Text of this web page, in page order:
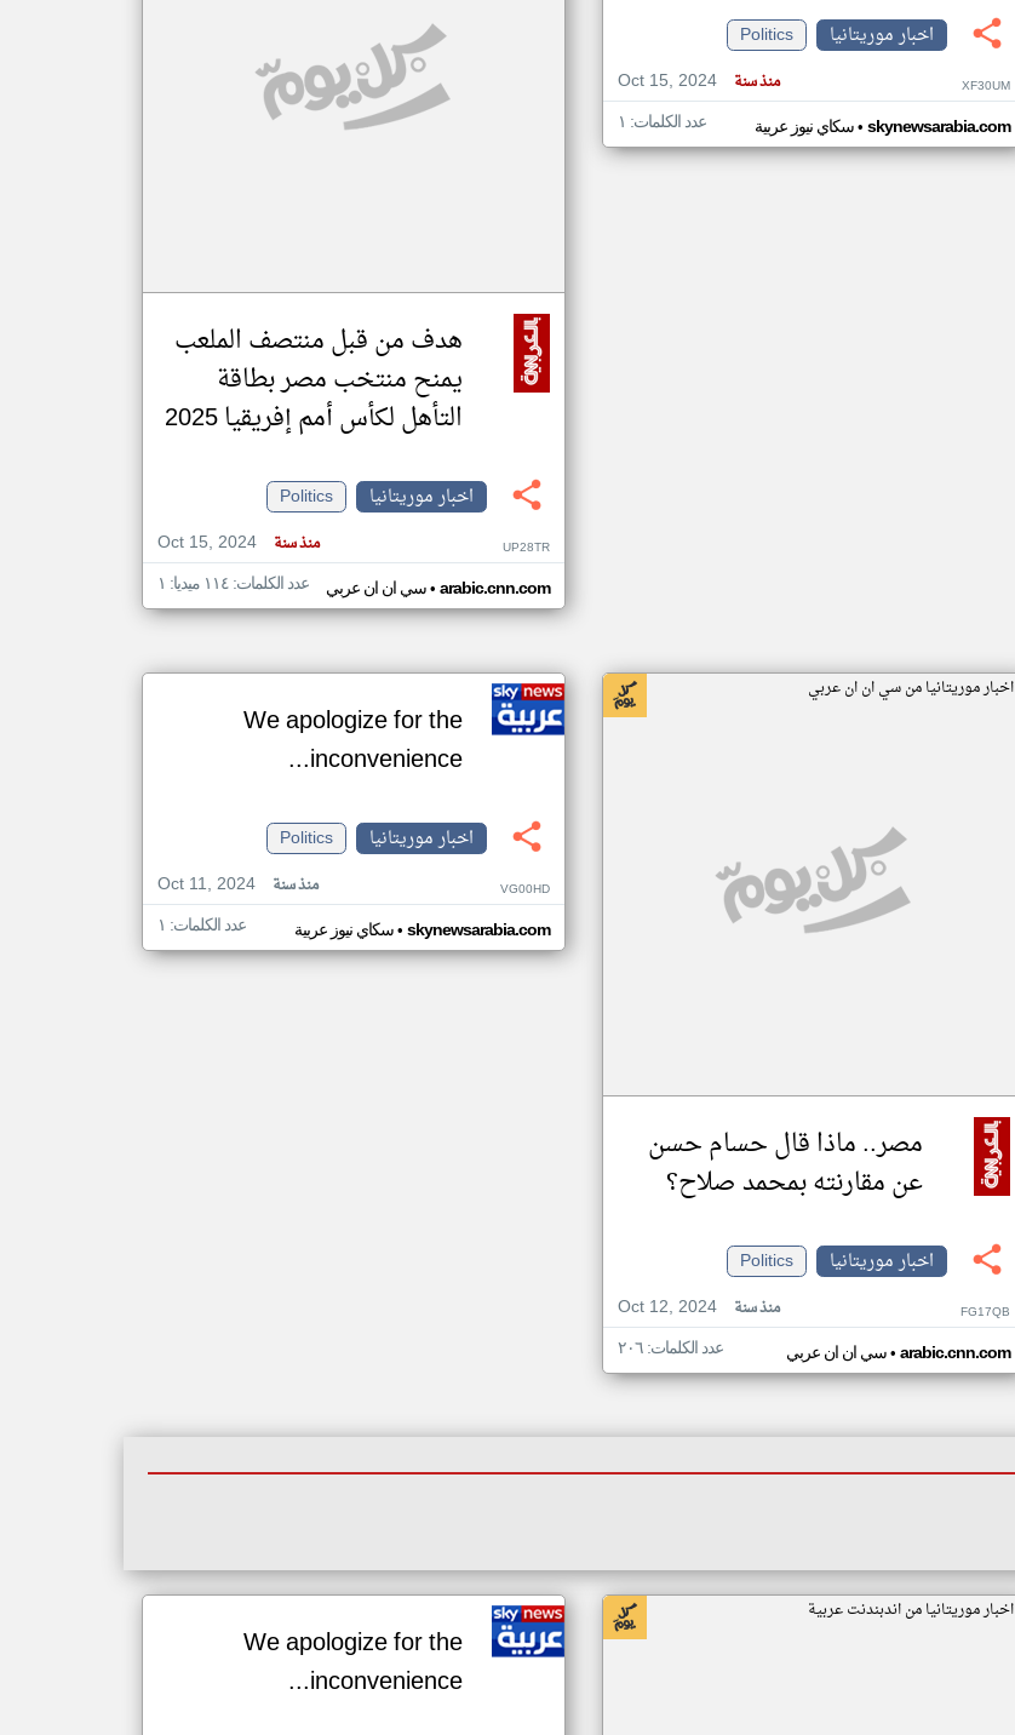
مصادر الأخبار من موريتانيا
اخبار موريتانيا
Politics
Oct 15, 2024
منذ سنة XF30UM
سكاي نيوز عربية• skynewsarabia.com عدد الكلمات: ١
هدف من قبل منتصف الملعب
يمنح منتخب مصر بطاقة
التأهل لكأس أمم إفريقيا 2025
اخبار موريتانيا
Politics
Oct 15, 2024
منذ سنة UP28TR
سي ان ان عربي• arabic.cnn.com عدد الكلمات: ١١٤ ميديا: ١
اخبار موريتانيا من سي ان ان عربي
مصر.. ماذا قال حسام حسن
عن مقارنته بمحمد صلاح؟
اخبار موريتانيا
Politics
Oct 12, 2024
منذ سنة FG17QB
سي ان ان عربي• arabic.cnn.com عدد الكلمات: ٢٠٦
We apologize for the
inconvenience...
اخبار موريتانيا
Politics
Oct 11, 2024
منذ سنة VG00HD
سكاي نيوز عربية• skynewsarabia.com عدد الكلمات: ١
اخبار موريتانيا من اندبندنت عربية
We apologize for the
inconvenience...